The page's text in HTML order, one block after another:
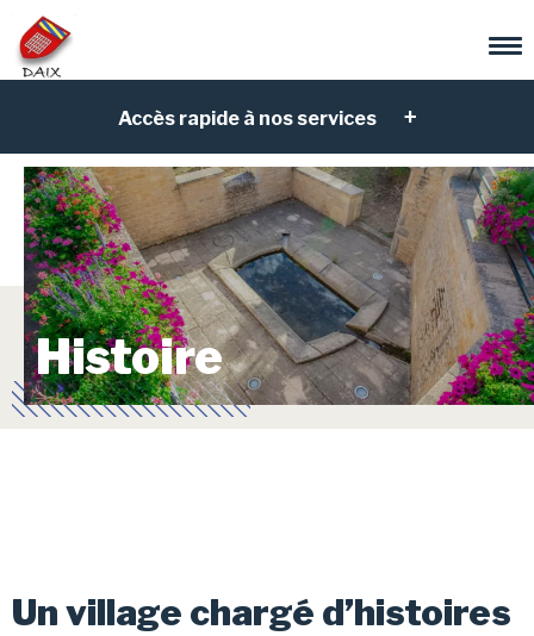
Accès rapide à nos services
Histoire
Un village chargé d’histoires